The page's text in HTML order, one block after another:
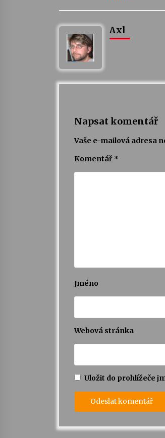
Axl
Napsat komentář
Vaše e-mailová adresa
Komentář *
Jméno
Webová stránka
Uložit do prohlížeče